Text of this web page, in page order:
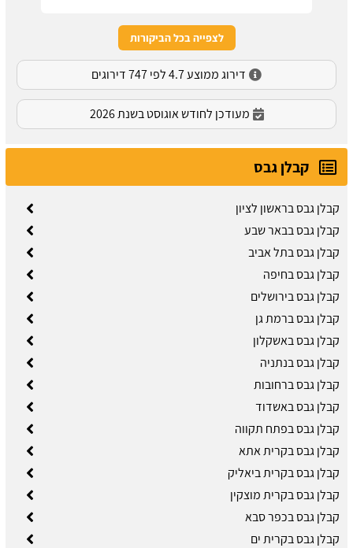
לצפייה בכל הביקורות
דירוג ממוצע 4.7 לפי 747 דירוגים
מעודכן לחודש אוגוסט בשנת 2026
קבלן גבס
קבלן גבס בראשון לציון
קבלן גבס בבאר שבע
קבלן גבס בתל אביב
קבלן גבס בחיפה
קבלן גבס בירושלים
קבלן גבס ברמת גן
קבלן גבס באשקלון
קבלן גבס בנתניה
קבלן גבס ברחובות
קבלן גבס באשדוד
קבלן גבס בפתח תקווה
קבלן גבס בקרית אתא
קבלן גבס בקרית ביאליק
קבלן גבס בקרית מוצקין
קבלן גבס בכפר סבא
קבלן גבס בקרית ים